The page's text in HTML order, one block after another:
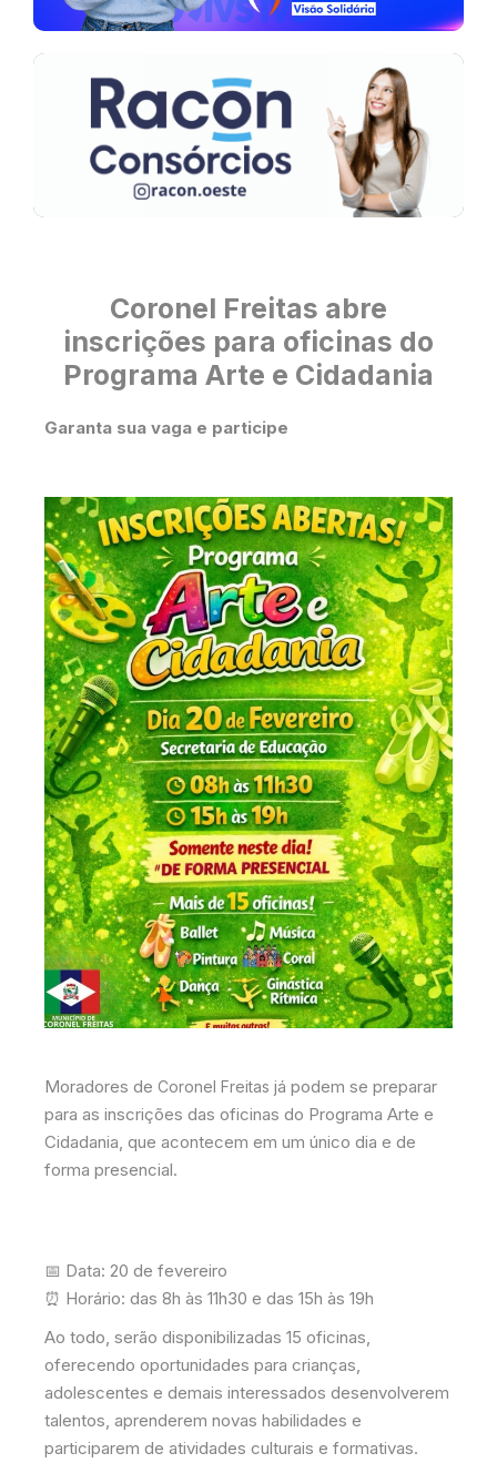
Coronel Freitas abre
inscrições para oficinas do
Programa Arte e Cidadania
Garanta sua vaga e participe
Moradores de Coronel Freitas já podem se preparar
para as inscrições das oficinas do Programa Arte e
Cidadania, que acontecem em um único dia e de
forma presencial.
📅 Data: 20 de fevereiro
⏰ Horário: das 8h às 11h30 e das 15h às 19h
Ao todo, serão disponibilizadas 15 oficinas,
oferecendo oportunidades para crianças,
adolescentes e demais interessados desenvolverem
talentos, aprenderem novas habilidades e
participarem de atividades culturais e formativas.